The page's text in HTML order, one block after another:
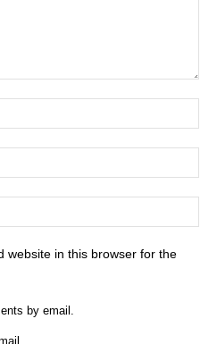
website in this browser for the
by email.